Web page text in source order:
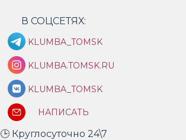
В СОЦСЕТЯХ:
KLUMBA_TOMSK
KLUMBA.TOMSK.RU
KLUMBA_TOMSK
НАПИСАТЬ
🕒 Круглосуточно 24\7